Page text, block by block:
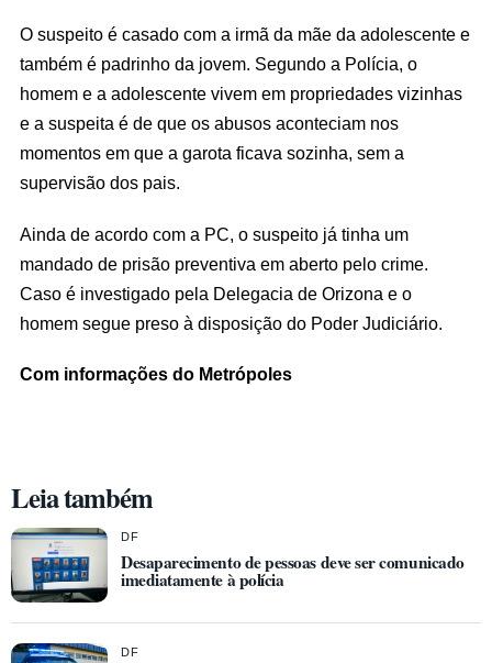
O suspeito é casado com a irmã da mãe da adolescente e
também é padrinho da jovem. Segundo a Polícia, o
homem e a adolescente vivem em propriedades vizinhas
e a suspeita é de que os abusos aconteciam nos
momentos em que a garota ficava sozinha, sem a
supervisão dos pais.
Ainda de acordo com a PC, o suspeito já tinha um
mandado de prisão preventiva em aberto pelo crime.
Caso é investigado pela Delegacia de Orizona e o
homem segue preso à disposição do Poder Judiciário.
Com informações do Metrópoles
Leia também
DF
Desaparecimento de pessoas deve ser comunicado
imediatamente à polícia
DF